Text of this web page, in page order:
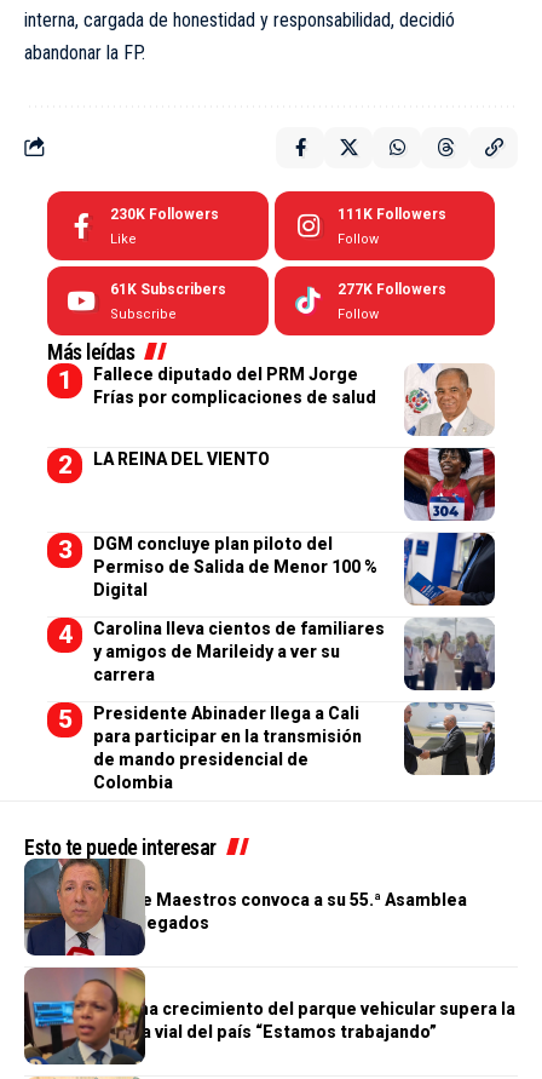
interna, cargada de honestidad y responsabilidad, decidió
abandonar la FP.
230K Followers
Like
111K Followers
Follow
61K Subscribers
Subscribe
277K Followers
Follow
Más leídas
Fallece diputado del PRM Jorge
Frías por complicaciones de salud
LA REINA DEL VIENTO
DGM concluye plan piloto del
Permiso de Salida de Menor 100 %
Digital
Carolina lleva cientos de familiares
y amigos de Marileidy a ver su
carrera
Presidente Abinader llega a Cali
para participar en la transmisión
de mando presidencial de
Colombia
Esto te puede interesar
GENERALES
Cooperativa de Maestros convoca a su 55.ª Asamblea
General de Delegados
GENERALES
Morrison afirma crecimiento del parque vehicular supera la
infraestructura vial del país “Estamos trabajando”